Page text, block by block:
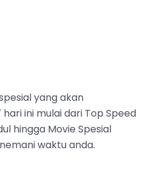
yang akan
ini mulai dari Top Speed
hingga Movie Spesial
waktu anda.